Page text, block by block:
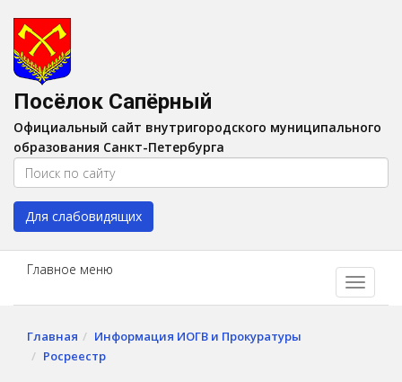
Изображения:
Цвет:A A
Посёлок Сапёрный
Официальный сайт внутригородского муниципального
образования Санкт-Петербурга
Для слабовидящих
Главное меню
Главная
Информация ИОГВ и Прокуратуры
Росреестр